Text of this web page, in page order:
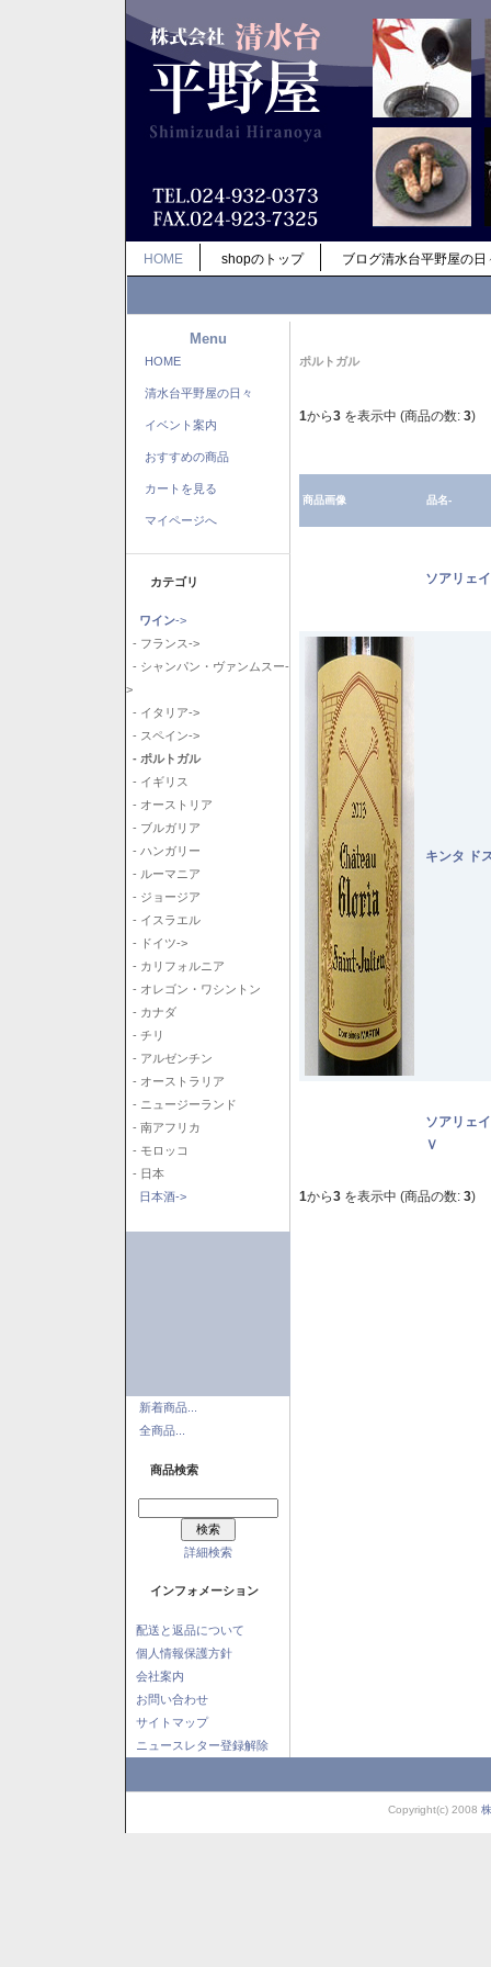
HOME shopのトップ ブログ清水台平野屋の日
Menu
HOME
清水台平野屋の日々
イベント案内
おすすめの商品
カートを見る
マイページへ
カテゴリ
ワイン->
- フランス->
- シャンパン・ヴァンムスー-
>
- イタリア->
- スペイン->
- ポルトガル
- イギリス
- オーストリア
- ブルガリア
- ハンガリー
- ルーマニア
- ジョージア
- イスラエル
- ドイツ->
- カリフォルニア
- オレゴン・ワシントン
- カナダ
- チリ
- アルゼンチン
- オーストラリア
- ニュージーランド
- 南アフリカ
- モロッコ
- 日本
日本酒->
新着商品...
全商品...
商品検索
詳細検索
インフォメーション
配送と返品について
個人情報保護方針
会社案内
お問い合わせ
サイトマップ
ニュースレター登録解除
ポルトガル
1から3 を表示中 (商品の数: 3)
商品画像 品名-
ソアリェ
キンタ ド
ソアリェ
Ｖ
1から3 を表示中 (商品の数: 3)
Copyright(c) 2008